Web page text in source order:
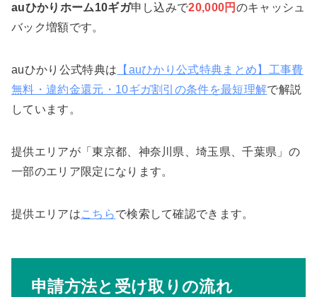
auひかりホーム10ギガ申し込みで20,000円 のキャッシュ
バック増額です。
auひかり公式特典は 【auひかり公式特典まとめ】工事費
無料・違約金還元・10ギガ割引の条件を最短理解で解説
しています。
提供エリアが「東京都、神奈川県、埼玉県、千葉県」の
一部のエリア限定になります。
提供エリアはこちらで検索して確認できます。
申請方法と受け取りの流れ